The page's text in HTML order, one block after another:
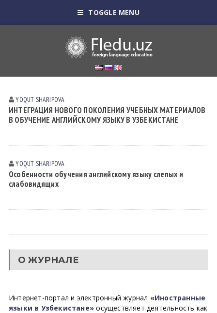
TOGGLE MENU
YOQUT SHАRIPOVА
ИНТЕГРАЦИЯ НОВОГО ПОКОЛЕНИЯ УЧЕБНЫХ МАТЕРИАЛОВ
В ОБУЧЕНИЕ АНГЛИЙСКОМУ ЯЗЫКУ В УЗБЕКИСТАНЕ
YOQUT SHАRIPOVА
Особенности обучения английскому языку слепых и
слабовидящих
О ЖУРНАЛЕ
Интернет-портал и электронный журнал «Иностранные
языки в Узбекистане» осуществляет деятельность как